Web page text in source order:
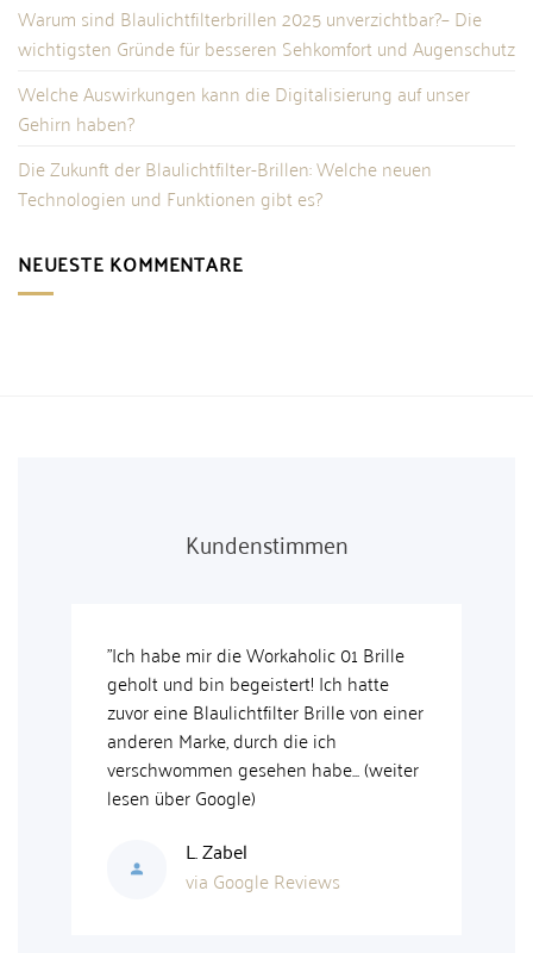
Warum sind Blaulichtfilterbrillen 2025 unverzichtbar?– Die
wichtigsten Gründe für besseren Sehkomfort und Augenschutz
Welche Auswirkungen kann die Digitalisierung auf unser
Gehirn haben?
Die Zukunft der Blaulichtfilter-Brillen: Welche neuen
Technologien und Funktionen gibt es?
NEUESTE KOMMENTARE
Kundenstimmen
"Das Preis-Leistungsverhältnis ist super
und meine Brille wurde schnell
geliefert. Habe mich über die kleine
persönliche Nachricht im Paket auch
sehr gefreut, man merkt, dass viel Liebe
drin steckt."
I. Seggelmann
via Google Reviews